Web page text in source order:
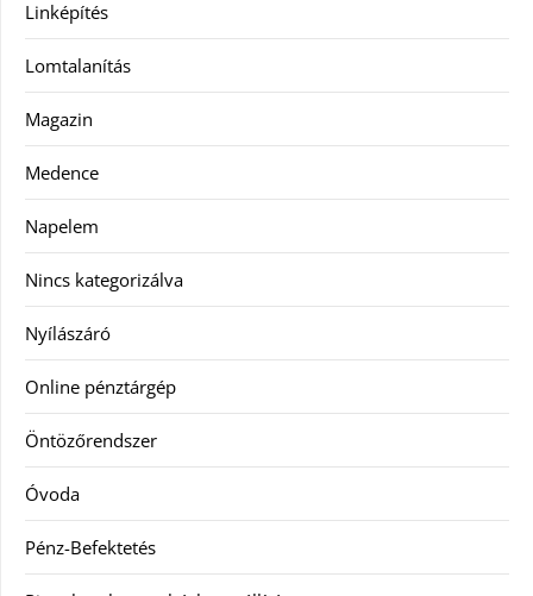
Linképítés
Lomtalanítás
Magazin
Medence
Napelem
Nincs kategorizálva
Nyílászáró
Online pénztárgép
Öntözőrendszer
Óvoda
Pénz-Befektetés